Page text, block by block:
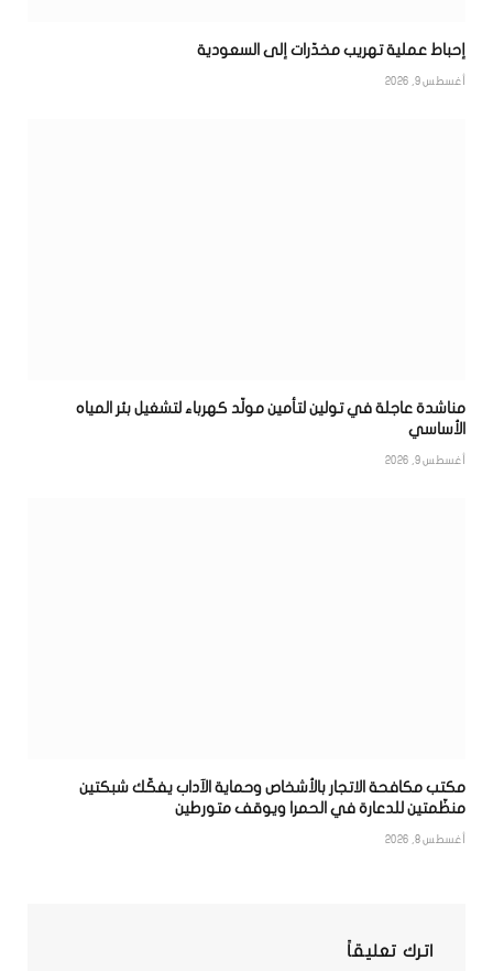
إحباط عملية تهريب مخدّرات إلى السعودية
أغسطس 9, 2026
مناشدة عاجلة في تولين لتأمين مولّد كهرباء لتشغيل بئر المياه
الأساسي
أغسطس 9, 2026
مكتب مكافحة الاتجار بالأشخاص وحماية الآداب يفكّك شبكتين
منظّمتين للدعارة في الحمرا ويوقف متورطين
أغسطس 8, 2026
اترك تعليقاً